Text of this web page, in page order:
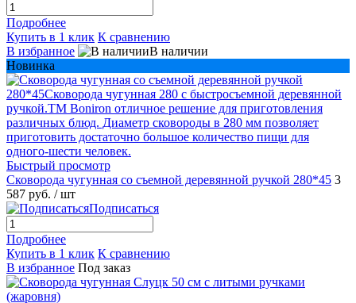
Подробнее
Купить в 1 клик К сравнению
В избранное
В наличии
Новинка
Быстрый просмотр
Сковорода чугунная со съемной деревянной ручкой 280*45 3
587 руб. / шт
Подписаться
Подробнее
Купить в 1 клик К сравнению
В избранное Под заказ